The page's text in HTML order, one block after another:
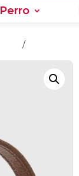
Perro
/